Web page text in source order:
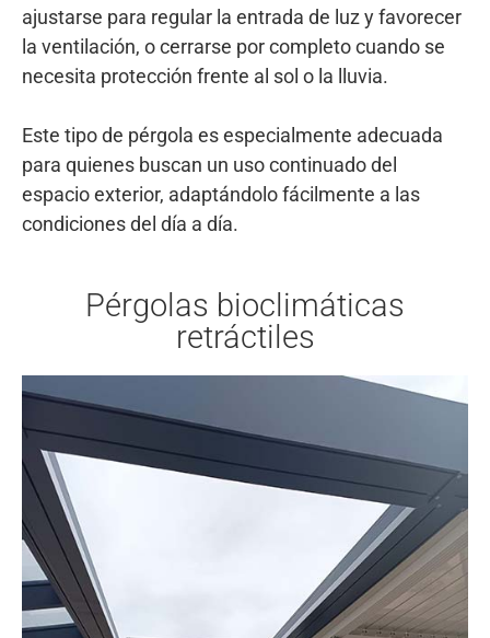
ajustarse para regular la entrada de luz y favorecer
la ventilación, o cerrarse por completo cuando se
necesita protección frente al sol o la lluvia.
Este tipo de pérgola es especialmente adecuada
para quienes buscan un uso continuado del
espacio exterior, adaptándolo fácilmente a las
condiciones del día a día.
Pérgolas bioclimáticas
retráctiles